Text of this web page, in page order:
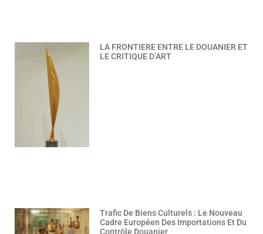
LA FRONTIERE ENTRE LE DOUANIER ET
LE CRITIQUE D’ART
Trafic De Biens Culturels : Le Nouveau
Cadre Européen Des Importations Et Du
Contrôle Douanier